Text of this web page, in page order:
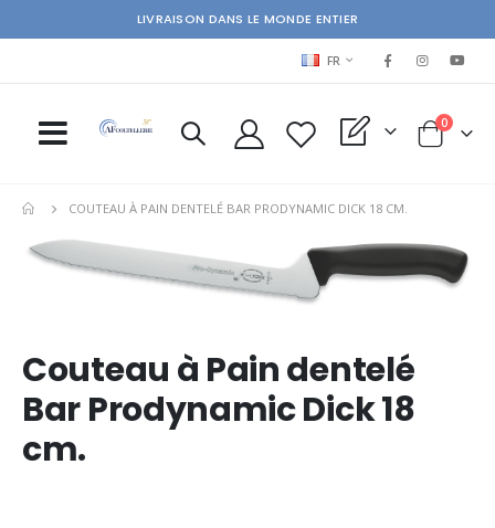
LIVRAISON DANS LE MONDE ENTIER
LANGUAGE
FR
My Quote Cart
0items
COUTEAU À PAIN DENTELÉ BAR PRODYNAMIC DICK 18 CM.
Skip
the
images
gallery
Couteau à Pain dentelé
Bar Prodynamic Dick 18
cm.